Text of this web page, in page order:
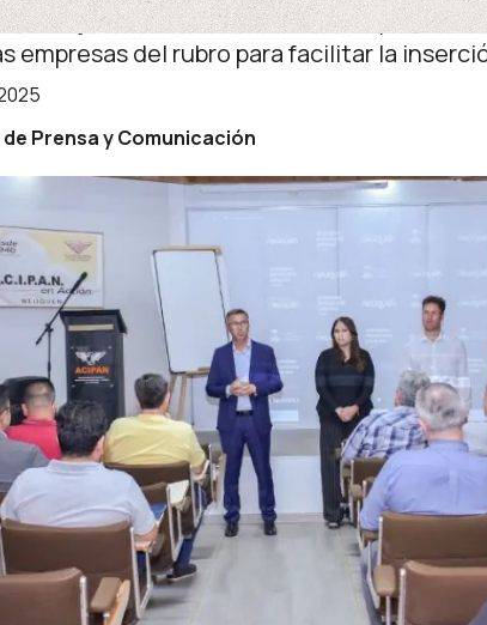
mejorar las condiciones de
empresas del rubro para facilitar la
Prensa y Comunicación